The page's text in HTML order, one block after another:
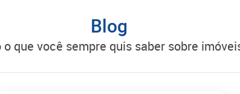
Blog
o que você sempre quis saber sobre